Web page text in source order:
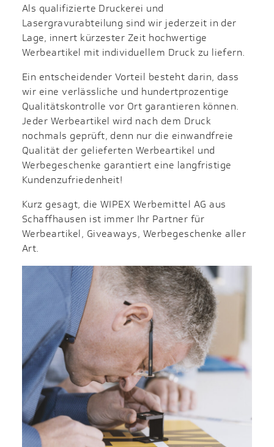
Als qualifizierte Druckerei und
Lasergravurabteilung sind wir jederzeit in der
Lage, innert kürzester Zeit hochwertige
Werbeartikel mit individuellem Druck zu liefern.
Ein entscheidender Vorteil besteht darin, dass
wir eine verlässliche und hundertprozentige
Qualitätskontrolle vor Ort garantieren können.
Jeder Werbeartikel wird nach dem Druck
nochmals geprüft, denn nur die einwandfreie
Qualität der gelieferten Werbeartikel und
Werbegeschenke garantiert eine langfristige
Kundenzufriedenheit!
Kurz gesagt, die WIPEX Werbemittel AG aus
Schaffhausen ist immer Ihr Partner für
Werbeartikel, Giveaways, Werbegeschenke aller
Art.